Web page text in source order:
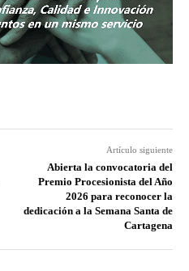
Artículo siguiente
Abierta la convocatoria del
Premio Procesionista del Año
2026 para reconocer la
dedicación a la Semana Santa de
Cartagena